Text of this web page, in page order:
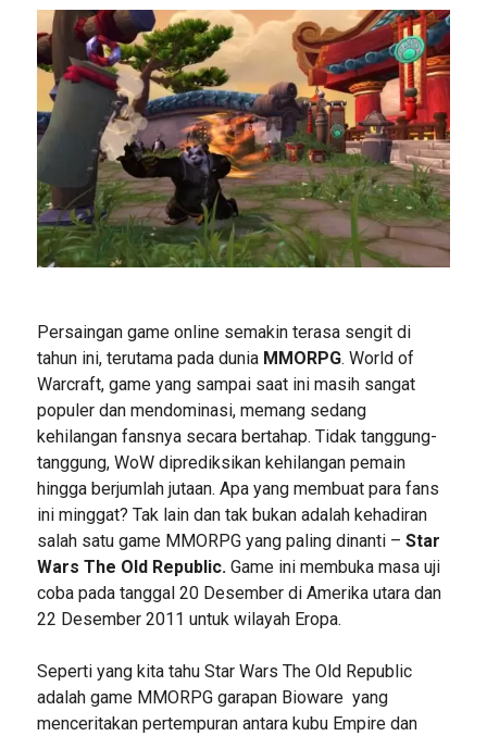
Persaingan game online semakin terasa sengit di
tahun ini, terutama pada duniaMMORPG. World of
Warcraft, game yang sampai saat ini masih sangat
populer dan mendominasi, memang sedang
kehilangan fansnya secara bertahap. Tidak tanggung-
tanggung, WoW diprediksikan kehilangan pemain
hingga berjumlah jutaan. Apa yang membuat para fans
ini minggat? Tak lain dan tak bukan adalah kehadiran
salah satu game MMORPG yang paling dinanti – Star
Wars The Old Republic.Game ini membuka masa uji
coba pada tanggal 20 Desember di Amerika utara dan
22 Desember 2011 untuk wilayah Eropa.
Seperti yang kita tahu Star Wars The Old Republic
adalah game MMORPG garapan Bioware yang
menceritakan pertempuran antara kubu Empire dan